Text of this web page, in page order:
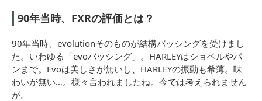
90年当時、FXRの評価とは？
90年当時、evolutionそのものが結構バッシングを受けまし
た。いわゆる「evoバッシング」。HARLEYはショベルやパ
ンまで。Evoは美しさが無いし、HARLEYの振動も希薄。味
わいが無い…。様々言われましたね。今では考えられません
が。